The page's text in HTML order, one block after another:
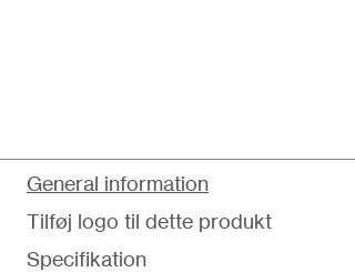
General information
Tilføj logo til dette produkt
Specifikation